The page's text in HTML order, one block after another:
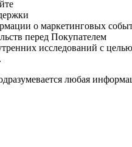
о маркетинговых
перед Покупателем
исследований с
любая